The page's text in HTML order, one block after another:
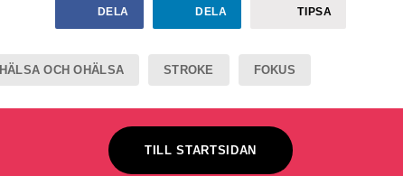
DELA DELA TIPSA
HÄLSA OCH OHÄLSA STROKE FOKUS
TILL STARTSIDAN